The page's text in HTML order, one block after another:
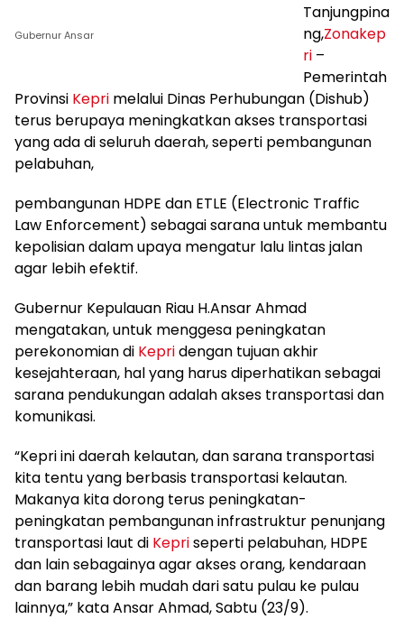
Gubernur Ansar
Tanjungpina
ng,Zonakep
ri –
Pemerintah
Provinsi Kepri melalui Dinas Perhubungan (Dishub)
terus berupaya meningkatkan akses transportasi
yang ada di seluruh daerah, seperti pembangunan
pelabuhan,
pembangunan HDPE dan ETLE (Electronic Traffic
Law Enforcement) sebagai sarana untuk membantu
kepolisian dalam upaya mengatur lalu lintas jalan
agar lebih efektif.
Gubernur Kepulauan Riau H.Ansar Ahmad
mengatakan, untuk menggesa peningkatan
perekonomian di Kepridengan tujuan akhir
kesejahteraan, hal yang harus diperhatikan sebagai
sarana pendukungan adalah akses transportasi dan
komunikasi.
“Kepri ini daerah kelautan, dan sarana transportasi
kita tentu yang berbasis transportasi kelautan.
Makanya kita dorong terus peningkatan-
peningkatan pembangunan infrastruktur penunjang
transportasi laut di Kepriseperti pelabuhan, HDPE
dan lain sebagainya agar akses orang, kendaraan
dan barang lebih mudah dari satu pulau ke pulau
lainnya,” kata Ansar Ahmad, Sabtu (23/9).